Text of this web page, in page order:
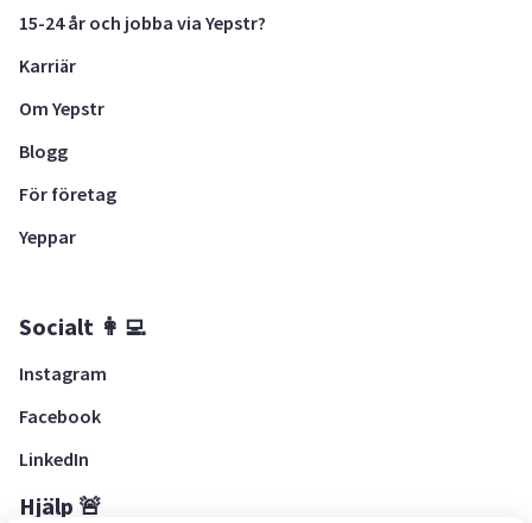
15-24 år och jobba via Yepstr?
Karriär
Om Yepstr
Blogg
För företag
Yeppar
Socialt 👩‍💻
Instagram
Facebook
LinkedIn
Hjälp 🚨